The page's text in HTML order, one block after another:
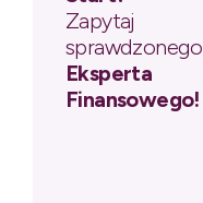
Zapytaj
sprawdzonego
Eksperta
Finansowego!